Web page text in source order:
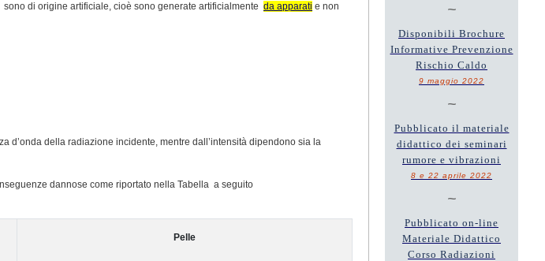
sono di origine artificiale, cioè sono generate artificialmente da apparati e non
d’onda della radiazione incidente, mentre dall’intensità dipendono sia la
dannose come riportato nella Tabella a seguito
Pelle
~
Disponibili Brochure
Informative Prevenzione
Rischio Caldo
9 maggio 2022
~
Pubblicato il materiale
didattico dei seminari
rumore e vibrazioni
8 e 22 aprile 2022
~
Pubblicato on-line
Materiale Didattico
Corso Radiazioni